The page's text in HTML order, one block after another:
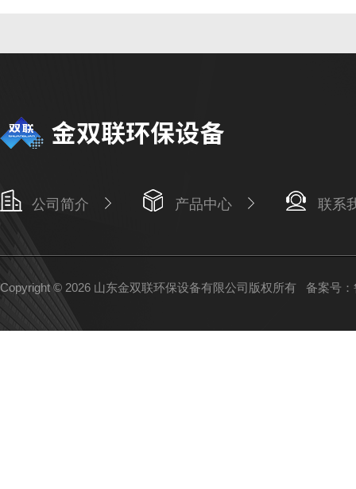
公司简介 产品中心 联系
Copyright © 2026 山东金双联环保设备有限公司版权所有 备案号